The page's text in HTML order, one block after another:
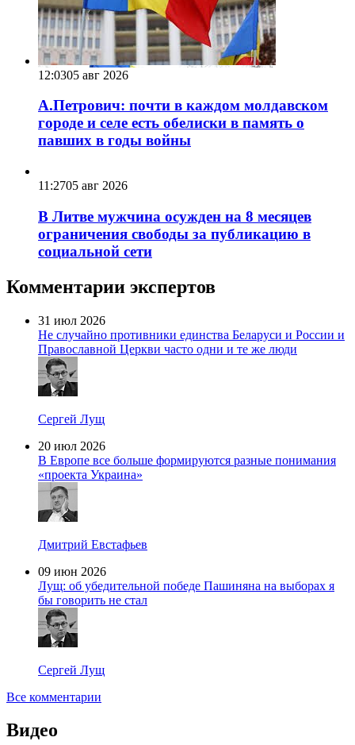
12:0305 авг 2026
А.Петрович: почти в каждом молдавском
городе и селе есть обелиски в память о
павших в годы войны
11:2705 авг 2026
В Литве мужчина осужден на 8 месяцев
ограничения свободы за публикацию в
социальной сети
Комментарии экспертов
31 июл 2026
Не случайно противники единства Беларуси и России и
Православной Церкви часто одни и те же люди
Сергей Лущ
20 июл 2026
В Европе все больше формируются разные понимания
«проекта Украина»
Дмитрий Евстафьев
09 июн 2026
Лущ: об убедительной победе Пашиняна на выборах я
бы говорить не стал
Сергей Лущ
Все комментарии
Видео